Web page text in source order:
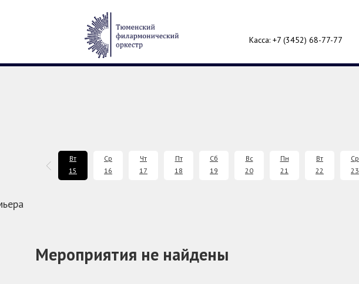
Касса: +7 (3452) 68-77-77
Вт
15
Ср
16
Чт
17
Пт
18
Сб
19
Вс
20
Пн
21
Вт
22
Ср
23
Мероприятия не найдены